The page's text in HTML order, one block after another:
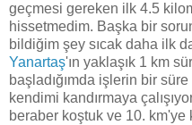
geçmesi gereken ilk 4.5
hissetmedim. Başka bir
bildiğim şey sıcak daha ilk
Yanartaş'ın yaklaşık 1 km
başladığımda işlerin bir
kendimi kandırmaya
beraber koştuk ve 10. km'ye